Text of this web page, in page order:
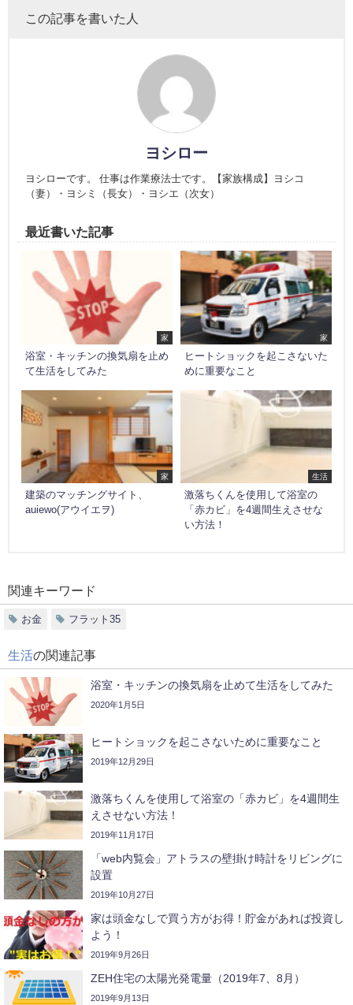
この記事を書いた人
ヨシロー
ヨシローです。 仕事は作業療法士です。【家族構成】ヨシコ
（妻）・ヨシミ（長女）・ヨシエ（次女）
最近書いた記事
家
浴室・キッチンの換気扇を止め
て生活をしてみた
家
ヒートショックを起こさないた
めに重要なこと
家
建築のマッチングサイト、
auiewo(アウイエヲ)
生活
激落ちくんを使用して浴室の
「赤カビ」を4週間生えさせな
い方法！
関連キーワード
お金 フラット35
生活の関連記事
浴室・キッチンの換気扇を止めて生活をしてみた
2020年1月5日
ヒートショックを起こさないために重要なこと
2019年12月29日
激落ちくんを使用して浴室の「赤カビ」を4週間生
えさせない方法！
2019年11月17日
「web内覧会」アトラスの壁掛け時計をリビングに
設置
2019年10月27日
家は頭金なしで買う方がお得！貯金があれば投資し
よう！
2019年9月26日
ZEH住宅の太陽光発電量（2019年7、8月）
2019年9月13日